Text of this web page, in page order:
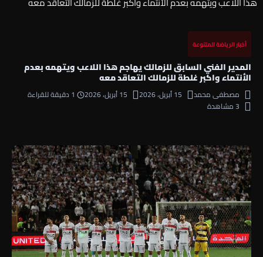
أخبار الرياضة المتنوعة
المدير الفني السابق للزمالك يهاجم هذا اللاعب ويتهمه بعدم
الأنتماء واكبر غلطة للزمالك التعاقد معه
مصطفى محمد 15 أبريل، 2026 15 أبريل، 2026
1 دقيقة للقراءة
3 مشاهدة